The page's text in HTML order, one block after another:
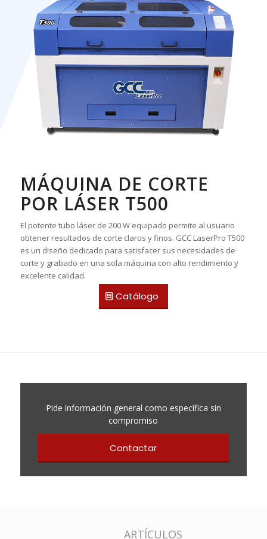
MÁQUINA DE CORTE
POR LÁSER T500
El potente tubo láser de 200 W equipado permite al usuario
obtener resultados de corte claros y finos. GCC LaserPro T500
es un diseño dedicado para satisfacer sus necesidades de
corte y grabado en una sola máquina con alto rendimiento y
excelente calidad.
Catálogo
Pide información general como específica sin
compromiso
Contactar
ARTÍCULOS